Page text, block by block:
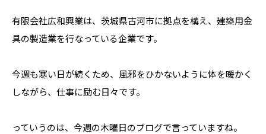
有限会社広和興業は、茨城県古河市に拠点を構え、建築用金
具の製造業を行なっている企業です。
今週も寒い日が続くため、風邪をひかないように体を暖かく
しながら、仕事に励む日々です。
っていうのは、今週の木曜日のブログで言っていますね。